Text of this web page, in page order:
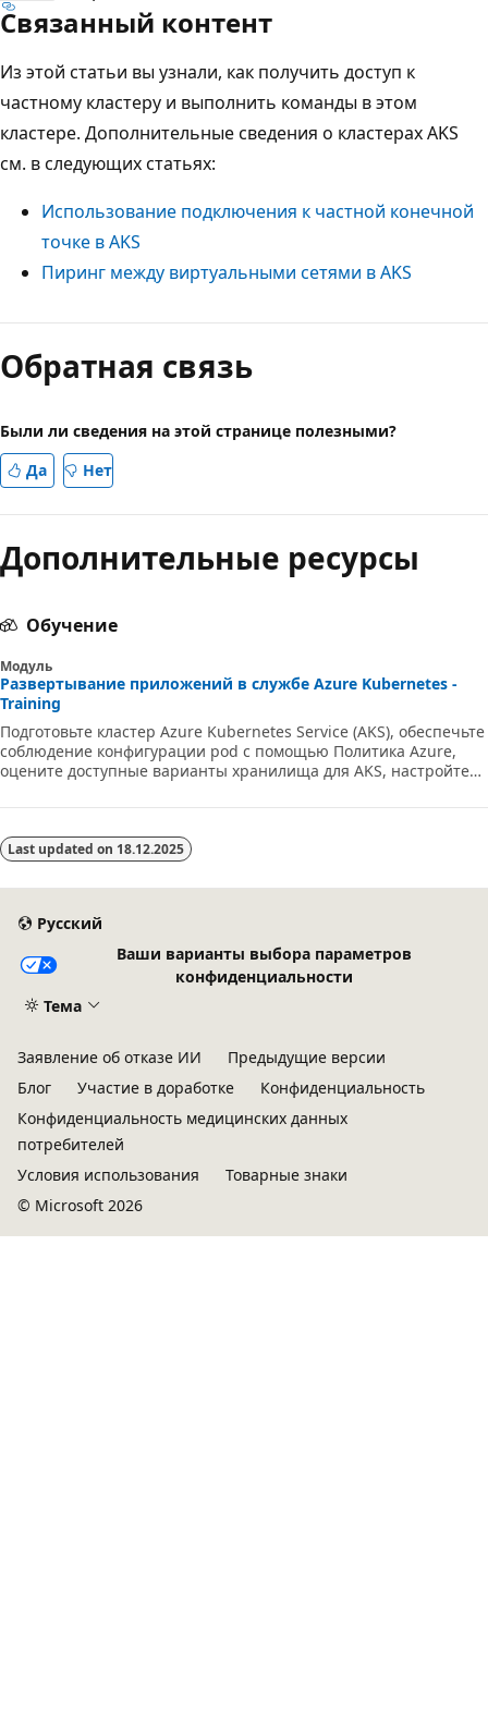
Связанный контент
Из этой статьи вы узнали, как получить доступ к
частному кластеру и выполнить команды в этом
кластере. Дополнительные сведения о кластерах AKS
см. в следующих статьях:
Использование подключения к частной конечной
точке в AKS
Пиринг между виртуальными сетями в AKS
Обратная связь
Были ли сведения на этой странице полезными?
Да
Нет
Дополнительные ресурсы
Обучение
Модуль
Развертывание приложений в службе Azure Kubernetes -
Training
Подготовьте кластер Azure Kubernetes Service (AKS), обеспечьте
соблюдение конфигурации pod с помощью Политика Azure,
оцените доступные варианты хранилища для AKS, настройте
PersistentVolumeClaims и создайте и обновите развертывания
Last updated on 18.12.2025
Русский
Ваши варианты выбора параметров
конфиденциальности
Тема
Заявление об отказе ИИ
Предыдущие версии
Блог
Участие в доработке
Конфиденциальность
Конфиденциальность медицинских данных
потребителей
Условия использования
Товарные знаки
© Microsoft 2026